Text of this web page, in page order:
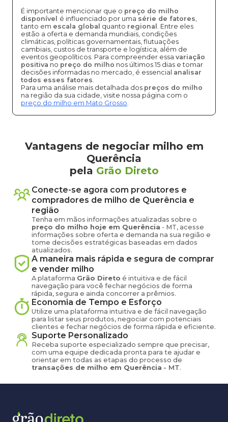
É importante mencionar que o preço do milho
disponível é influenciado por uma série de fatores,
tanto em escala global quanto regional . Entre eles
estão a oferta e demanda mundiais, condições
climáticas, políticas governamentais, flutuações
cambiais, custos de transporte e logística, além de
eventos geopolíticos. Para compreender essa variação
positiva no preço do milho nos últimos 15 dias e tomar
decisões informadas no mercado, é essencial analisar
todos esses fatores.
Para uma análise mais detalhada dos preços do milho
na região da sua cidade, visite nossa página com o
preço do milho em Mato Grosso.
Vantagens de negociar milho em
Querência
pela Grão Direto
Conecte-se agora com produtores e
compradores de milho de Querência e
região
Tenha em mãos informações atualizadas sobre o
preço do milho hoje em Querência - MT, acesse
informações sobre oferta e demanda na sua região e
tome decisões estratégicas baseadas em dados
atualizados.
A maneira mais rápida e segura de comprar
e vender milho
A plataforma Grão Direto é intuitiva e de fácil
navegação para você fechar negócios de forma
rápida, segura e ainda concorrer a prêmios.
Economia de Tempo e Esforço
Utilize uma plataforma intuitiva e de fácil navegação
para listar seus produtos, negociar com potenciais
clientes e fechar negócios de forma rápida e eficiente.
Suporte Personalizado
Receba suporte especializado sempre que precisar,
com uma equipe dedicada pronta para te ajudar e
orientar em todas as etapas do processo de
transações de milho em Querência - MT.